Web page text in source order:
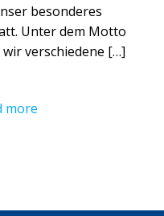
besonderes
Unter dem Motto
verschiedene […]
more